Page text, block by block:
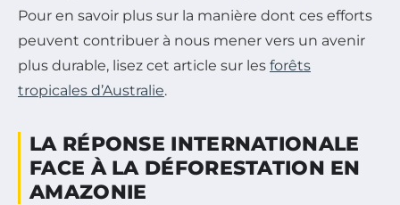
Pour en savoir plus sur la manière dont ces efforts
peuvent contribuer à nous mener vers un avenir
plus durable, lisez cet article sur les forêts
tropicales d’Australie.
LA RÉPONSE INTERNATIONALE
FACE À LA DÉFORESTATION EN
AMAZONIE